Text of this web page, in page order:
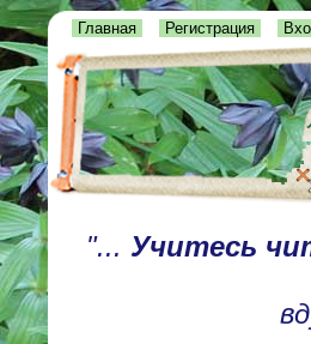
Главная Регистрация
"... Учитесь